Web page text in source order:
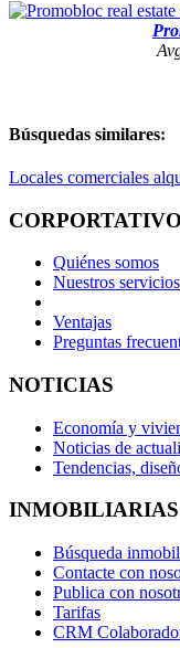
Búsquedas similares:
Locales comerciales
CORPORTATIVO
Quiénes somos
Nuestros servicios
Ventajas
Preguntas
NOTICIAS
Economía y
Noticias de
Tendencias,
INMOBILIARIAS
Búsqueda
Contacte con
Publica con
Tarifas
CRM